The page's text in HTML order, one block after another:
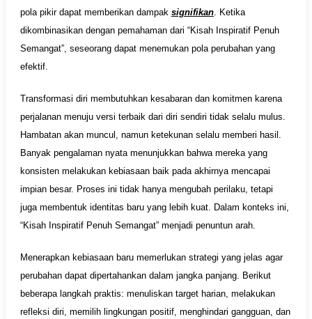
pola pikir dapat memberikan dampak signifikan. Ketika
dikombinasikan dengan pemahaman dari “Kisah Inspiratif Penuh
Semangat”, seseorang dapat menemukan pola perubahan yang
efektif.
Transformasi diri membutuhkan kesabaran dan komitmen karena
perjalanan menuju versi terbaik dari diri sendiri tidak selalu mulus.
Hambatan akan muncul, namun ketekunan selalu memberi hasil.
Banyak pengalaman nyata menunjukkan bahwa mereka yang
konsisten melakukan kebiasaan baik pada akhirnya mencapai
impian besar. Proses ini tidak hanya mengubah perilaku, tetapi
juga membentuk identitas baru yang lebih kuat. Dalam konteks ini,
“Kisah Inspiratif Penuh Semangat” menjadi penuntun arah.
Menerapkan kebiasaan baru memerlukan strategi yang jelas agar
perubahan dapat dipertahankan dalam jangka panjang. Berikut
beberapa langkah praktis: menuliskan target harian, melakukan
refleksi diri, memilih lingkungan positif, menghindari gangguan, dan